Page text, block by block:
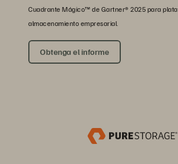
Cuadrante Mágico™ de Gartner® 2025 para
almacenamiento empresarial.
Obtenga el informe